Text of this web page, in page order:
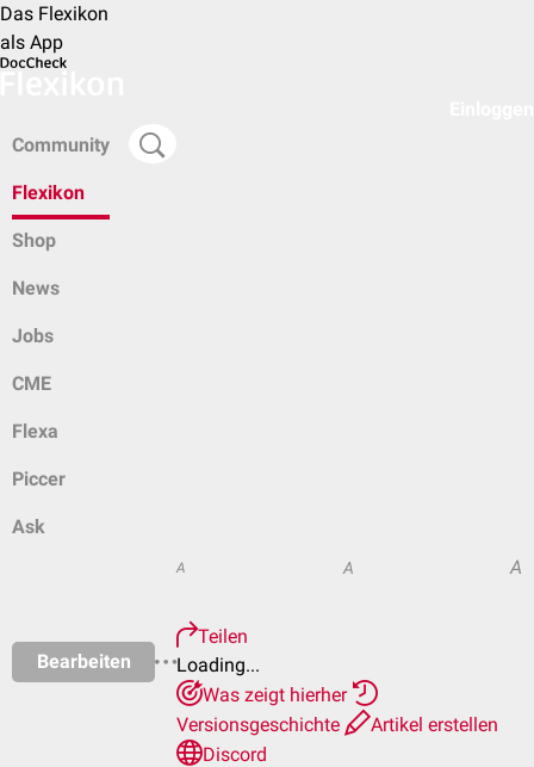
Das Flexikon
als App
Community
Flexikon
Shop
News
Jobs
CME
Flexa
Piccer
Ask
Bearbeiten
A A A
Teilen
Loading...
Was zeigt hierher
Versionsgeschichte
Artikel erstellen
Discord